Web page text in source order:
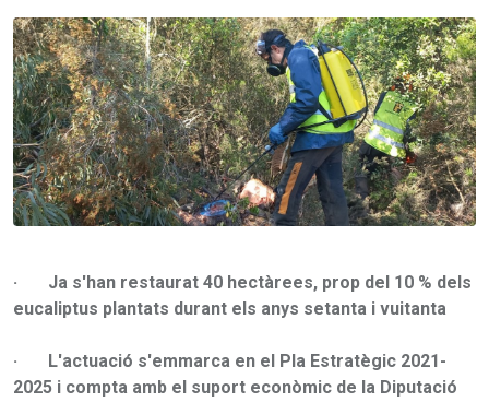
· Ja s'han restaurat 40 hectàrees, prop del 10 % dels
eucaliptus plantats durant els anys setanta i vuitanta
· L'actuació s'emmarca en el Pla Estratègic 2021-
2025 i compta amb el suport econòmic de la Diputació